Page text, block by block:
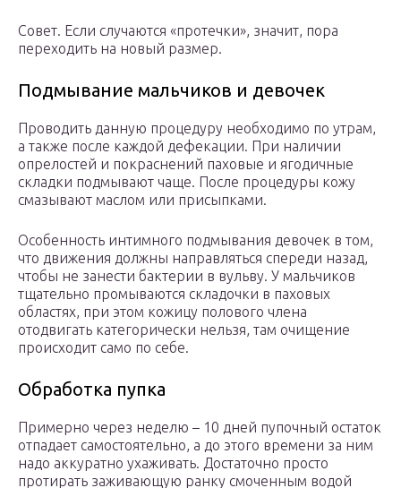
Совет. Если случаются «протечки», значит, пора
переходить на новый размер.
Подмывание мальчиков и девочек
Проводить данную процедуру необходимо по утрам,
а также после каждой дефекации. При наличии
опрелостей и покраснений паховые и ягодичные
складки подмывают чаще. После процедуры кожу
смазывают маслом или присыпками.
Особенность интимного подмывания девочек в том,
что движения должны направляться спереди назад,
чтобы не занести бактерии в вульву. У мальчиков
тщательно промываются складочки в паховых
областях, при этом кожицу полового члена
отодвигать категорически нельзя, там очищение
происходит само по себе.
Обработка пупка
Примерно через неделю – 10 дней пупочный остаток
отпадает самостоятельно, а до этого времени за ним
надо аккуратно ухаживать. Достаточно просто
протирать заживающую ранку смоченным водой